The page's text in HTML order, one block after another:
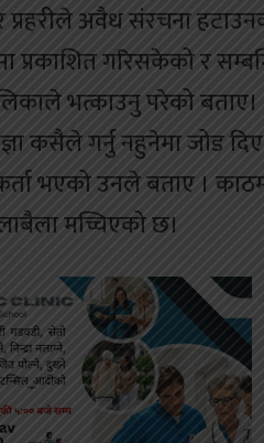
अवैध संरचना
प्रकाशित गरिसकेको र
भत्काउनु परेको
कसैले गर्नु नहुनेमा जोड
भएको उनले बताए ।
मच्चिएको छ।